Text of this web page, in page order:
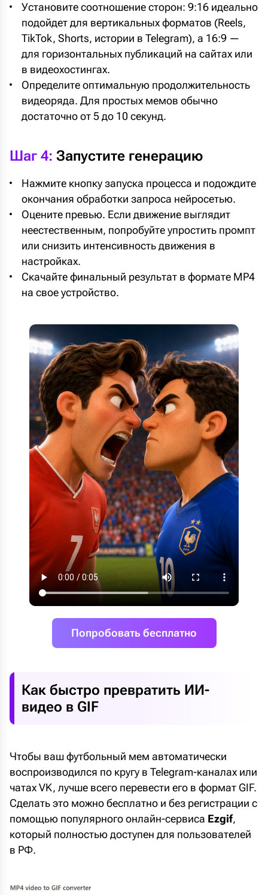
Установите соотношение сторон: 9:16 идеально
подойдет для вертикальных форматов (Reels,
TikTok, Shorts, истории в Telegram), а 16:9 —
для горизонтальных публикаций на сайтах или
в видеохостингах.
Определите оптимальную продолжительность
видеоряда. Для простых мемов обычно
достаточно от 5 до 10 секунд.
Шаг 4: Запустите генерацию
Нажмите кнопку запуска процесса и подождите
окончания обработки запроса нейросетью.
Оцените превью. Если движение выглядит
неестественным, попробуйте упростить промпт
или снизить интенсивность движения в
настройках.
Скачайте финальный результат в формате MP4
на свое устройство.
Попробовать бесплатно
Как быстро превратить ИИ-
видео в GIF
Чтобы ваш футбольный мем автоматически
воспроизводился по кругу в Telegram-каналах или
чатах VK, лучше всего перевести его в формат GIF.
Сделать это можно бесплатно и без регистрации с
помощью популярного онлайн-сервиса Ezgif,
который полностью доступен для пользователей
в РФ.